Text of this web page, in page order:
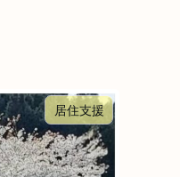
居住支援